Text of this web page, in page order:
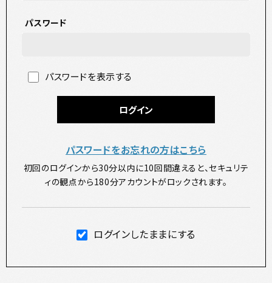
パスワード
パスワードを表示する
パスワードをお忘れの方はこちら
初回のログインから30分以内に10回間違えると、セキュリテ
ィの観点から180分アカウントがロックされます。
ログインしたままにする